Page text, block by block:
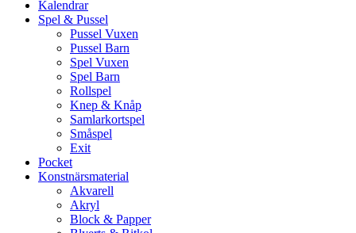
Kalendrar
Spel & Pussel
Pussel Vuxen
Pussel Barn
Spel Vuxen
Spel Barn
Rollspel
Knep & Knåp
Samlarkortspel
Småspel
Exit
Pocket
Konstnärsmaterial
Akvarell
Akryl
Block & Papper